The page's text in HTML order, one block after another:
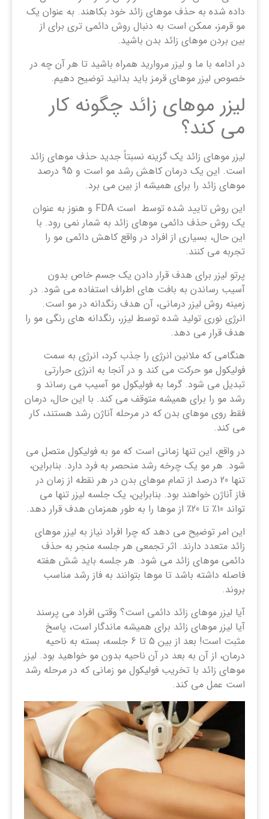
داده شده به حذف موهای زائد خود بکاهند. به عنوان یک
مو قرمز، ممکن است به دنبال روش دائمی تری برای از
بین بردن موهای زائد بدن باشید.
در ادامه با ما و لیزر مروارید همراه باشید تا هر آن چه در
خصوص لیزر موهای قرمز باید بدانید توضیح دهیم.
لیزر موهای زائد چگونه کار
می کند؟
لیزر موهای زائد یک گزینه نسبتاً جدید حذف موهای زائد
است. این یک درمان کاهش رشد مو است و 95 درصد
موهای زائد را برای همیشه از بین می برد.
این روش تایید شده توسط است FDA و هنوز به عنوان
یک روش حذف دائمی موهای زائد به شمار نمی رود. با
این حال، بسیاری از افراد در واقع کاهش دائمی مو را
تجربه می کنند.
پرتو لیزر برای هدف قرار دادن یک جسم خاص بدون
آسیب رساندن به بافت های اطراف استفاده می شود. در
زمینه روش لیزر درمانی، آن هدف رنگدانه در مو است.
انرژی نوری تولید شده توسط لیزر، رنگدانه های رنگی مو را
هدف قرار می دهد.
هنگامی که ملانین انرژی را جذب کرد، انرژی به سمت
فولیکول مو حرکت می کند و در آنجا به انرژی حرارتی
تبدیل می شود. گرما به فولیکول مو آسیب می رساند و
رشد مو را برای همیشه متوقف می کند. با این حال، درمان
فقط روی موهای بدن که در مرحله آناژن رشد هستند، کار
می کند.
در واقع، این تنها زمانی است که مو به فولیکول متصل می
شود. هر مو یک چرخه رشد منحصر به فرد دارد. بنابراین،
تنها 20 درصد از تمام موهای بدن در هر نقطه از زمان در
فاز آناژن خواهند بود. بنابراین، یک جلسه لیزر تنها می
تواند 10٪ تا 20٪ از موها را به طور همزمان هدف قرار دهد.
این امر توضیح می دهد که چرا افراد نیاز به لیزر موهای
زائد متعدد دارند. اثر تجمعی هر جلسه منجر به حذف
دائمی موهای زائد می شود. هر جلسه باید شش هفته
فاصله داشته باشد تا موها بتوانند به فاز رشد مناسب
بروند.
آیا لیزر موهای زائد دائمی است؟ وقتی افراد می پرسند
آیا لیزر موهای زائد برای همیشه ماندگار است، پاسخ
مثبت است! بعد از بین 5 تا 6 جلسه، بسته به ناحیه
درمان، از آن به بعد در آن ناحیه بدون مو خواهید بود. لیزر
موهای زائد با تخریب فولیکول مو زمانی که در مرحله رشد
است عمل می کند.